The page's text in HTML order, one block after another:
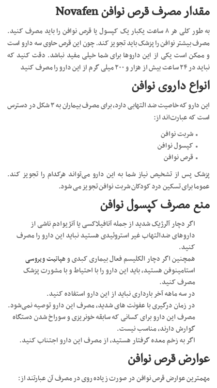
مقدار مصرف قرص نوافنNovafen
به طور کلی هر ۸ ساعت یکبار یک کپسول یا قرص نوافن را باید مصرف کنید.
مصرف بیشتر نوافن را پزشک باید تجویز کند. چون این قرص حاوی سه دارو است
و ممکن است یکی از این داروها برای شما خیلی مفید نباشد. دقت کنید که
نباید در ۲۴ ساعت بیش از هزار و ۲۰۰ میلی گرم از این دارو را مصرف کنید
انواع داروی نوافن
این دارو که خاصیت ضد التهابی دارد، برای مصرف بیماران به ۳ شکل در دسترس
است که عبارت‌اند از:
شربت نوافن
کپسول نوافن
قرص نوافن
پزشک پس از تشخیص نیاز شما به این دارو می‌تواند هرکدام را تجویز کند.
عموما برای تسکین درد کودکان شربت نوافن تجویز می شود.
منع مصرف کپسول نوافن
اگر دچار آلرژیک شدید از جمله آنافیلاکسی یا آنژیوادم ناشی از
داروهای ضدالتهاب غیر استروئیدی هستید نباید این دارو را مصرف
کنید.
همچنین اگر دچار الکلیسم فعال بیماری کبدی وهپاتیت ویروسی
استامینوفن هستید، باید این دارو را با احتیاط و با مشورت پزشک
مصرف کنید.
در سه ماهه آخر بارداری نباید از این دارو استفاده کنید.
در زمان درگیری با عفونت های شدید، مصرف این دارو توصیه نمی‌شود.
مصرف این دارو برای کسانی که سابقه خونریزی و سوراخ شدن دستگاه
گوارش دارند، مناسب نیست.
اگر به زخم معده گرفتار هستید، از مصرف این دارو اجتناب کنید.
عوارض قرص نوافن
مهمترین عوارض قرص نوافن در صورت زیاده روی در مصرف آن عبارتند از: